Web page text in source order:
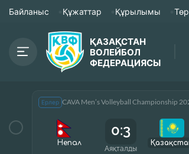
Байланыс Құжаттар Құрылымы
ҚАЗАҚСТАН
ВОЛЕЙБОЛ
ФЕДЕРАЦИЯСЫ
Ерлер CAVA Men’s Volleyball Championship
Непал
0:3
Аяқталды